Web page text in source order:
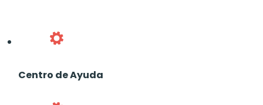
Centro de Ayuda